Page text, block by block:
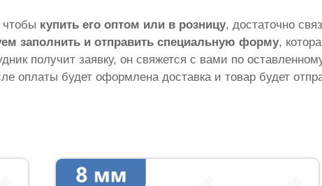
чтобы купить его оптом или в розницу, достаточно
заполнить и отправить специальную форму,
получит заявку, он свяжется с вами по
оплаты будет оформлена доставка и товар будет